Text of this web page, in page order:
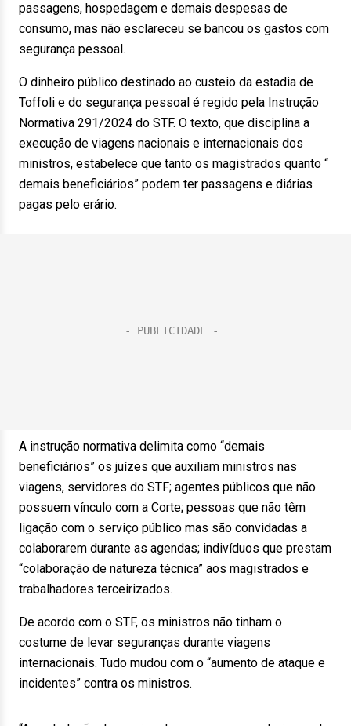
passagens, hospedagem e demais despesas de
consumo, mas não esclareceu se bancou os gastos com
segurança pessoal.
O dinheiro público destinado ao custeio da estadia de
Toffoli e do segurança pessoal é regido pela Instrução
Normativa 291/2024 do STF. O texto, que disciplina a
execução de viagens nacionais e internacionais dos
ministros, estabelece que tanto os magistrados quanto “
demais beneficiários” podem ter passagens e diárias
pagas pelo erário.
A instrução normativa delimita como “demais
beneficiários” os juízes que auxiliam ministros nas
viagens, servidores do STF; agentes públicos que não
possuem vínculo com a Corte; pessoas que não têm
ligação com o serviço público mas são convidadas a
colaborarem durante as agendas; indivíduos que prestam
“colaboração de natureza técnica” aos magistrados e
trabalhadores terceirizados.
De acordo com o STF, os ministros não tinham o
costume de levar seguranças durante viagens
internacionais. Tudo mudou com o “aumento de ataque e
incidentes” contra os ministros.